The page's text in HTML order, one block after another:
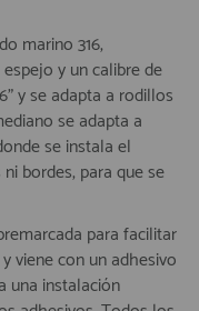
marino 316,
y un calibre de
y se adapta a rodillos
se adapta a
se instala el
bordes, para que se
para facilitar
viene con un adhesivo
una instalación